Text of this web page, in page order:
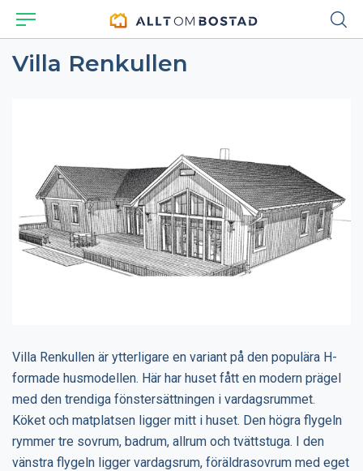
Villa Renkullen
Villa Renkullen är ytterligare en variant på den populära H-
formade husmodellen. Här har huset fått en modern prägel
med den trendiga fönstersättningen i vardagsrummet.
Köket och matplatsen ligger mitt i huset. Den högra flygeln
rymmer tre sovrum, badrum, allrum och tvättstuga. I den
vänstra flygeln ligger vardagsrum, föräldrasovrum med eget